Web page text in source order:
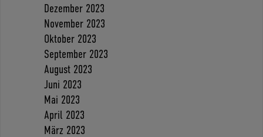
Dezember 2023
November 2023
Oktober 2023
September 2023
August 2023
Juni 2023
Mai 2023
April 2023
März 2023